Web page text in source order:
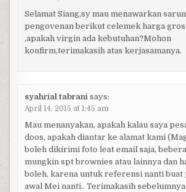
Selamat Siang,sy mau menawarkan
pengovenan berikut celemek harga
,apakah virgin ada kebutuhan?Mohon
konfirm,terimakasih atas kerjasamanya.
syahrial tabrani says:
April 14, 2015 at 1:45 am
Mau menanyakan, apakah kalau saya
doos, apakah diantar ke alamat kami
boleh dikirimi foto leat email saja,
mungkin spt brownies atau lainnya dan
boleh, karena untuk referensi nanti buat
awal Mei nanti.. Terimakasih